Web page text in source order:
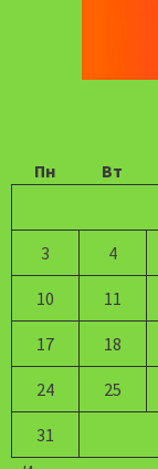
Пн
Вт
3 4
10 11
17 18
24 25
31